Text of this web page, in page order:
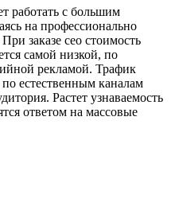
работать с большим
на профессионально
заказе сео стоимость
самой низкой, по
рекламой. Трафик
естественным каналам
Растет узнаваемость
ответом на массовые